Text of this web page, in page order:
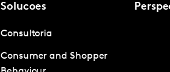
Solucoes
Consultoria
Consumer and Shopper